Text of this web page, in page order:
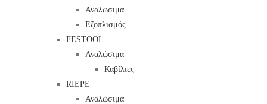
Αναλώσιμα
Εξοπλισμός
FESTOOL
Αναλώσιμα
Καβίλιες
RIEPE
Αναλώσιμα